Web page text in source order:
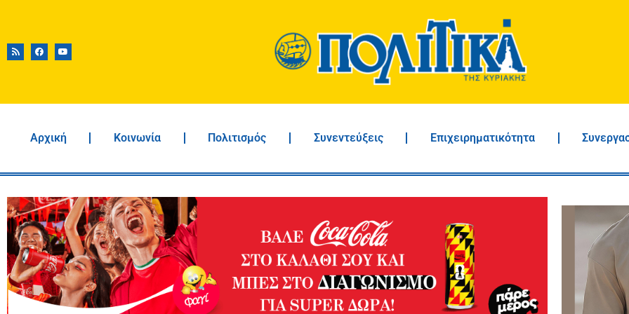
Αρχική Κοινωνία Πολιτισμός Συνεντεύξεις Επιχειρηματικότητα